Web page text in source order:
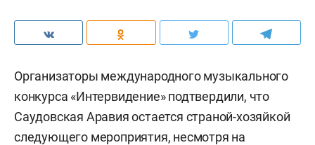
Организаторы международного музыкального
конкурса «Интервидение» подтвердили, что
Саудовская Аравия остается страной-хозяйкой
следующего мероприятия, несмотря на